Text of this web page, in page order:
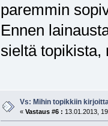
paremmin
Ennen
sieltä topikista,
Vs: Mihin topikkiin
« Vastaus #6 : 13.01.2013,